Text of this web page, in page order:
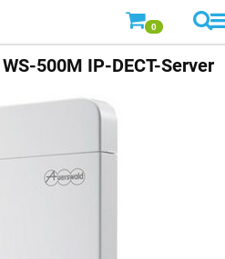
0
500M IP-DECT-Server